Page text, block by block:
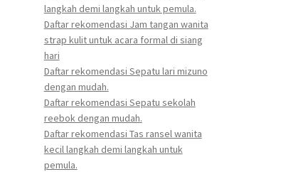
langkah demi langkah untuk pemula.
Daftar rekomendasi Jam tangan wanita
strap kulit untuk acara formal di siang
hari
Daftar rekomendasi Sepatu lari mizuno
dengan mudah.
Daftar rekomendasi Sepatu sekolah
reebok dengan mudah.
Daftar rekomendasi Tas ransel wanita
kecil langkah demi langkah untuk
pemula.